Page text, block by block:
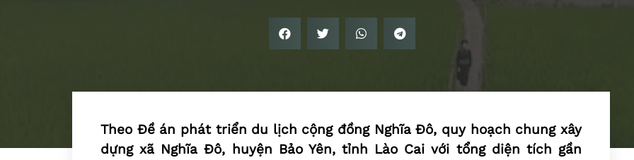
Theo Đề án phát triển du lịch cộng đồng Nghĩa Đô, quy hoạch chung xây
dựng xã Nghĩa Đô, huyện Bảo Yên, tỉnh Lào Cai với tổng diện tích gần